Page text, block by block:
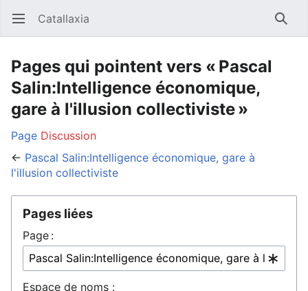
Ouvrir le menu principal Catallaxia
Pages qui pointent vers « Pascal
Salin:Intelligence économique,
gare à l'illusion collectiviste »
Page Discussion
← Pascal Salin:Intelligence économique, gare à
l'illusion collectiviste
Pages liées
Page :
Espace de noms :